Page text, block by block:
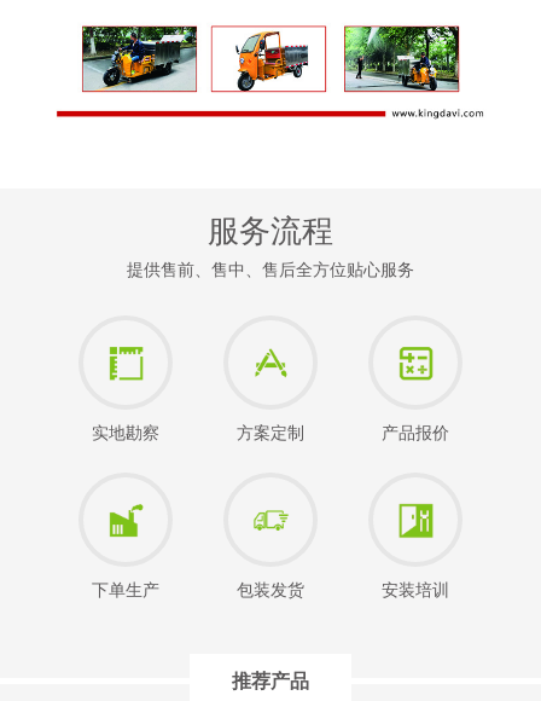
服务流程
提供售前、售中、售后全方位贴心服务
实地勘察 方案定制 产品报价
下单生产 包装发货 安装培训
推荐产品